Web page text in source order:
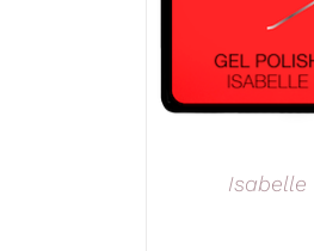
Isabelle